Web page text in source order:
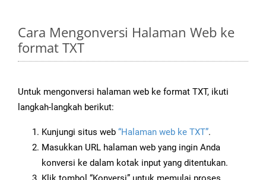
Cara Mengonversi Halaman Web ke
format TXT
Untuk mengonversi halaman web ke format TXT, ikuti
langkah-langkah berikut:
Kunjungi situs web “Halaman web ke TXT”.
Masukkan URL halaman web yang ingin Anda
konversi ke dalam kotak input yang ditentukan.